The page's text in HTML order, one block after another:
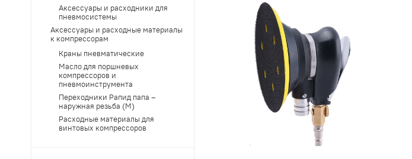
Аксессуары и расходники для
пневмосистемы
Аксессуары и расходные материалы
к компрессорам
Краны пневматические
Масло для поршневых
компрессоров и
пневмоинструмента
Переходники Рапид папа –
наружная резьба (М)
Расходные материалы для
винтовых компрессоров